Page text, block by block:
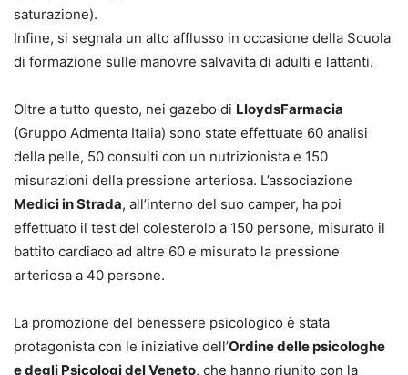
saturazione).
Infine, si segnala un alto afflusso in occasione della Scuola
di formazione sulle manovre salvavita di adulti e lattanti.
Oltre a tutto questo, nei gazebo di LloydsFarmacia
(Gruppo Admenta Italia) sono state effettuate 60 analisi
della pelle, 50 consulti con un nutrizionista e 150
misurazioni della pressione arteriosa. L’associazione
Medici in Strada, all’interno del suo camper, ha poi
effettuato il test del colesterolo a 150 persone, misurato il
battito cardiaco ad altre 60 e misurato la pressione
arteriosa a 40 persone.
La promozione del benessere psicologico è stata
protagonista con le iniziative dell’Ordine delle psicologhe
e degli Psicologi del Veneto, che hanno riunito con la